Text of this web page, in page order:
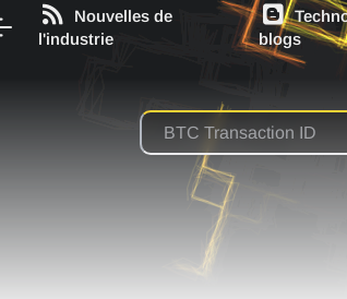
Nouvelles de
l'industrie
blogs